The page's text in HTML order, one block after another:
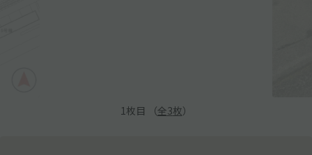
1 枚目 （全3枚）